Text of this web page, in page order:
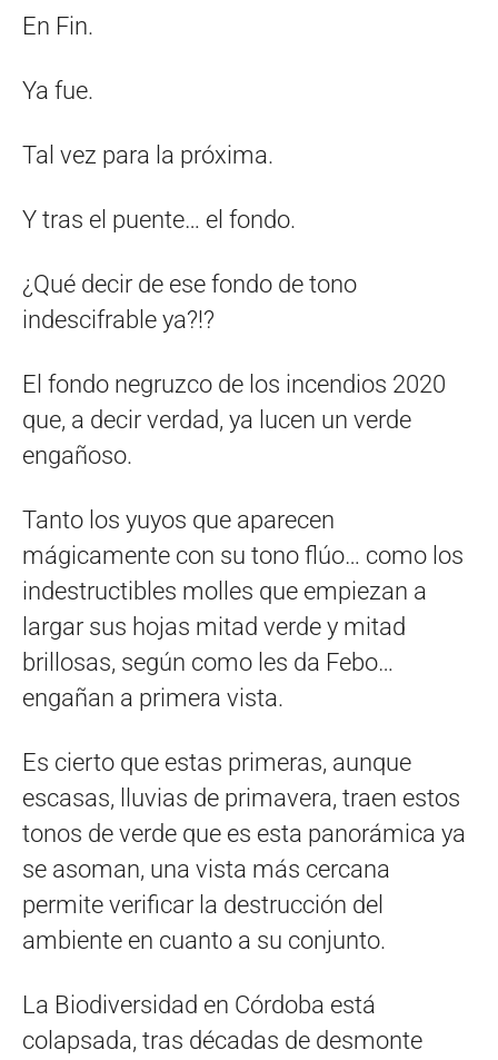
En Fin.
Ya fue.
Tal vez para la próxima.
Y tras el puente… el fondo.
¿Qué decir de ese fondo de tono
indescifrable ya?!?
El fondo negruzco de los incendios 2020
que, a decir verdad, ya lucen un verde
engañoso.
Tanto los yuyos que aparecen
mágicamente con su tono flúo… como los
indestructibles molles que empiezan a
largar sus hojas mitad verde y mitad
brillosas, según como les da Febo…
engañan a primera vista.
Es cierto que estas primeras, aunque
escasas, lluvias de primavera, traen estos
tonos de verde que es esta panorámica ya
se asoman, una vista más cercana
permite verificar la destrucción del
ambiente en cuanto a su conjunto.
La Biodiversidad en Córdoba está
colapsada, tras décadas de desmonte